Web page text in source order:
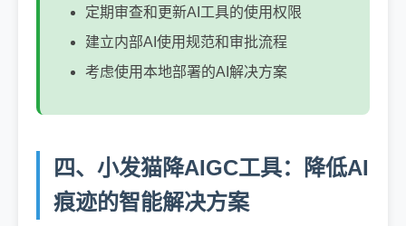
定期审查和更新AI工具的使用权限
建立内部AI使用规范和审批流程
考虑使用本地部署的AI解决方案
四、小发猫降AIGC工具：降低AI
痕迹的智能解决方案